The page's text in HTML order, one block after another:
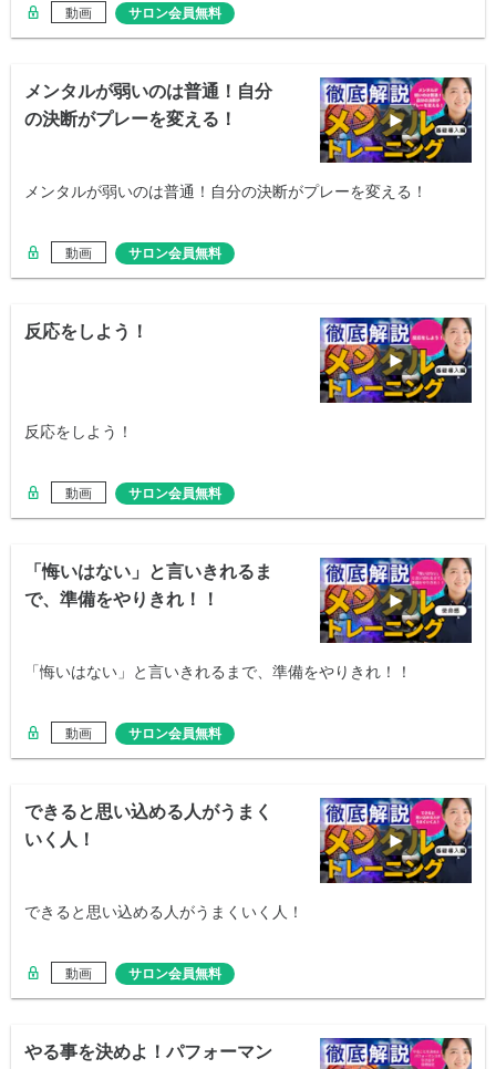
動画 サロン会員無料
メンタルが弱いのは普通！自分
の決断がプレーを変える！
メンタルが弱いのは普通！自分の決断がプレーを変える！
動画 サロン会員無料
反応をしよう！
反応をしよう！
動画 サロン会員無料
「悔いはない」と言いきれるま
で、準備をやりきれ！！
「悔いはない」と言いきれるまで、準備をやりきれ！！
動画 サロン会員無料
できると思い込める人がうまく
いく人！
できると思い込める人がうまくいく人！
動画 サロン会員無料
やる事を決めよ！パフォーマン